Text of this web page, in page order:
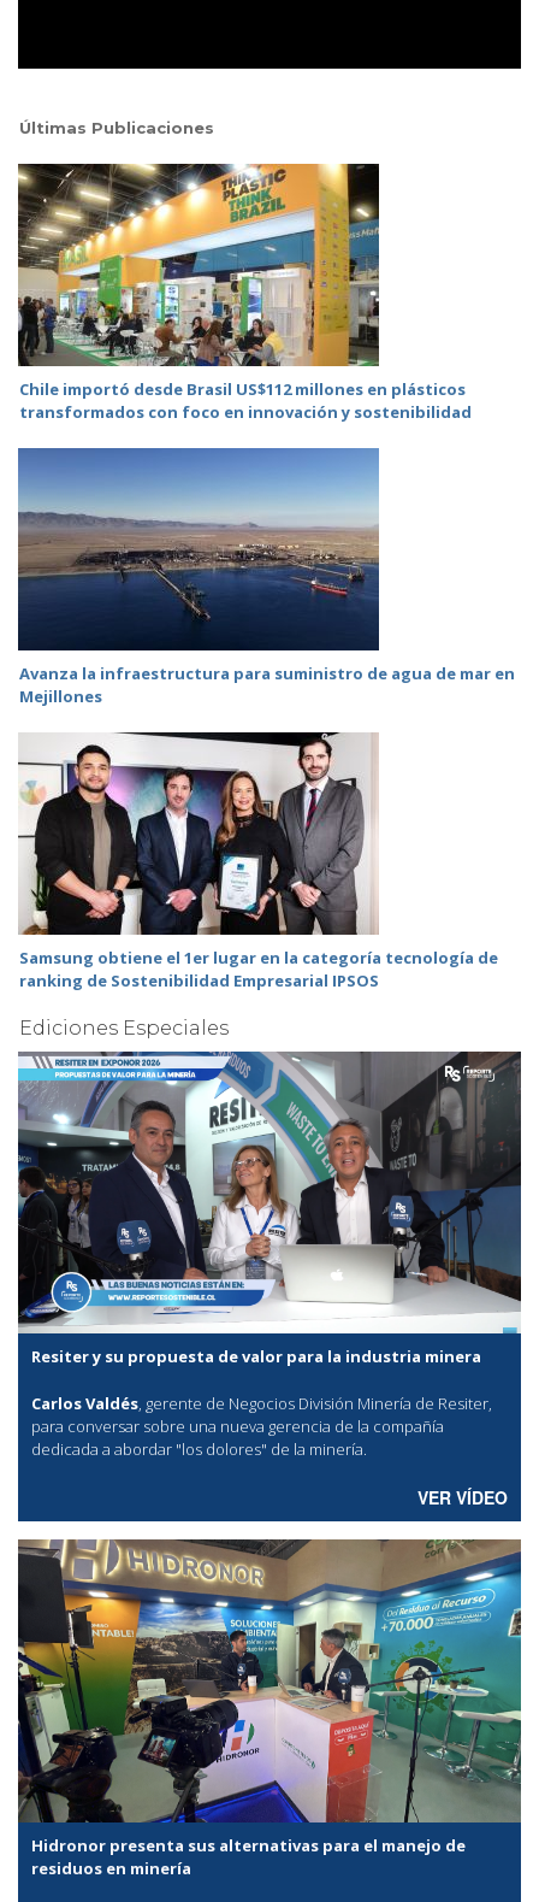
Últimas Publicaciones
Chile importó desde Brasil US$112 millones en plásticos
transformados con foco en innovación y sostenibilidad
Avanza la infraestructura para suministro de agua de mar en
Mejillones
Samsung obtiene el 1er lugar en la categoría tecnología de
ranking de Sostenibilidad Empresarial IPSOS
Ediciones Especiales
Resiter y su propuesta de valor para la industria minera
Carlos Valdés, gerente de Negocios División Minería de Resiter,
para conversar sobre una nueva gerencia de la compañía
dedicada a abordar "los dolores" de la minería.
VER VÍDEO
Hidronor presenta sus alternativas para el manejo de
residuos en minería